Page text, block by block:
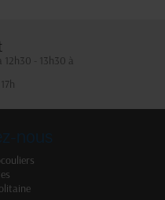
12h30 - 13h30 à
nous